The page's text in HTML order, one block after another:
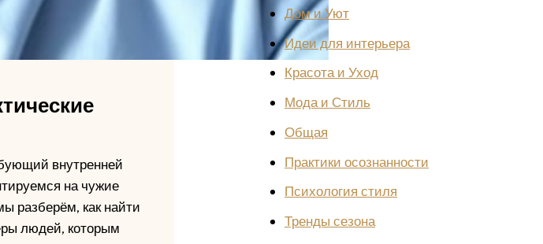
внутренней
на чужие
разберём, как найти
людей, которым
Дом и Уют
Идеи для интерьера
Красота и Уход
Мода и Стиль
Общая
Практики осознанности
Психология стиля
Тренды сезона